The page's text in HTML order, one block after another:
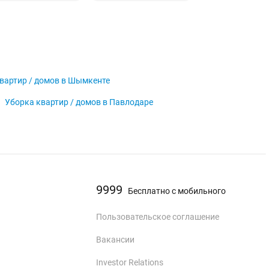
/ домов в Шымкенте
Уборка квартир / домов в Павлодаре
9999 Бесплатно с мобильного
Пользовательское соглашение
Вакансии
Investor Relations